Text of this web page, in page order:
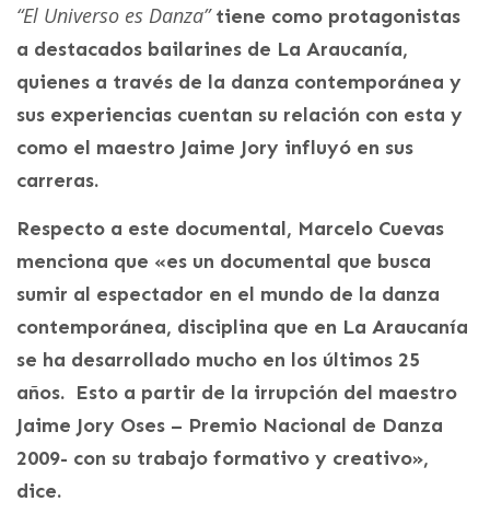
“El Universo es Danza”tiene como protagonistas
a destacados bailarines de La Araucanía,
quienes a través de la danza contemporánea y
sus experiencias cuentan su relación con esta y
como el maestro Jaime Jory influyó en sus
carreras.
Respecto a este documental, Marcelo Cuevas
menciona que «es un documental que busca
sumir al espectador en el mundo de la danza
contemporánea, disciplina que en La Araucanía
se ha desarrollado mucho en los últimos 25
años. Esto a partir de la irrupción del maestro
Jaime Jory Oses – Premio Nacional de Danza
2009- con su trabajo formativo y creativo»,
dice.